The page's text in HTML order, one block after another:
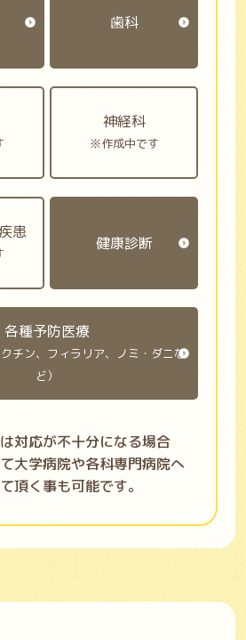
歯科
神経科
※作成中です
患
健康診断
各種予防医療
クチン、フィラリア、ノミ・ダニな
ど）
対応が不十分になる場合
大学病院や各科専門病院へ
頂く事も可能です。